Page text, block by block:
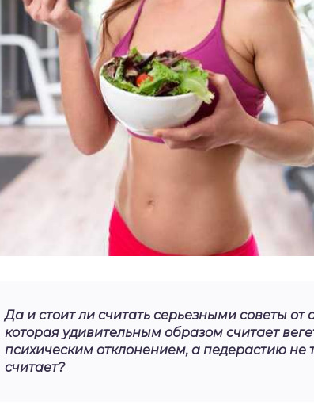
Да и стоит ли считать серьезными советы от
которая удивительным образом считает
психическим отклонением, а педерастию не
считает?